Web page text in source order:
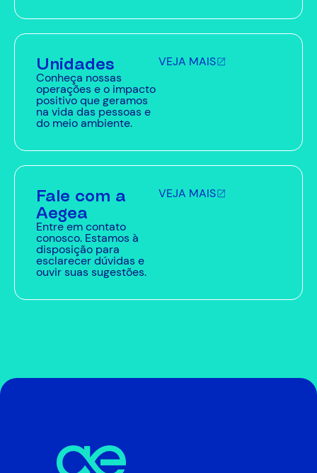
Unidades
Conheça nossas
operações e o impacto
positivo que geramos
na vida das pessoas e
do meio ambiente.
VEJA MAIS
Fale com a
Aegea
Entre em contato
conosco. Estamos à
disposição para
esclarecer dúvidas e
ouvir suas sugestões.
VEJA MAIS